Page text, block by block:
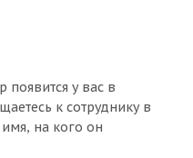
появится у вас в
к сотруднику в
на кого он